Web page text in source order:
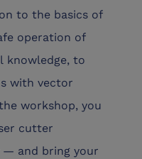
to the basics of
operation of
knowledge, to
with vector
workshop, you
cutter
— and bring your